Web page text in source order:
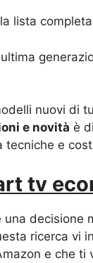
lista
nuovi di
e novità è
tecniche e
tv
decisione
ricerca vi
e che